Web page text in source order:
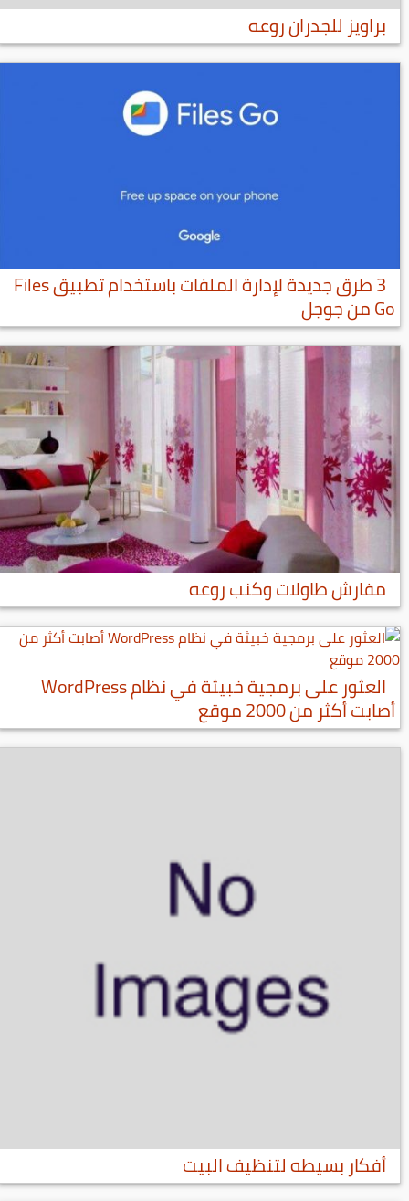
براويز للجدران روعه
3 طرق جديدة لإدارة الملفات باستخدام تطبيق Files
Go من جوجل
مفارش طاولات وكنب روعه
العثور على برمجية خبيثة في نظام WordPress
أصابت أكثر من 2000 موقع
أفكار بسيطه لتنظيف البيت